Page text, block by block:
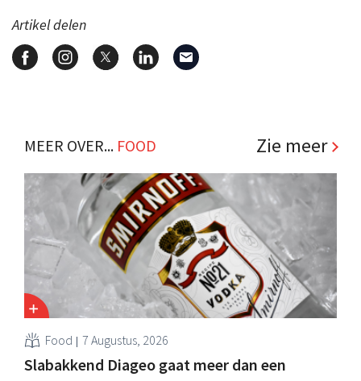
Artikel delen
MEER OVER... FOOD Zie meer
Food 7 Augustus, 2026
Slabakkend Diageo gaat meer dan een